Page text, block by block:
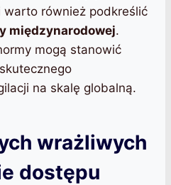
również podkreślić
międzynarodowej.
mogą stanowić
na skalę globalną.
wrażliwych
dostępu